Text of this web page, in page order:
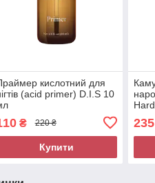
кислотний для
(acid primer) D.I.S 10
₴ 220 ₴
Купити
235